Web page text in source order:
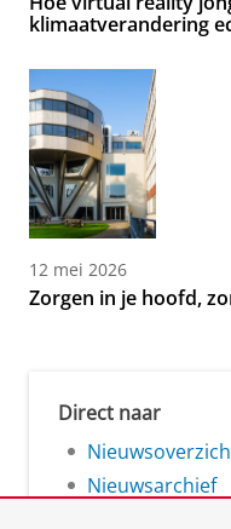
klimaatverandering
12 mei 2026
Zorgen in je hoofd,
Direct naar
Nieuwsarchief